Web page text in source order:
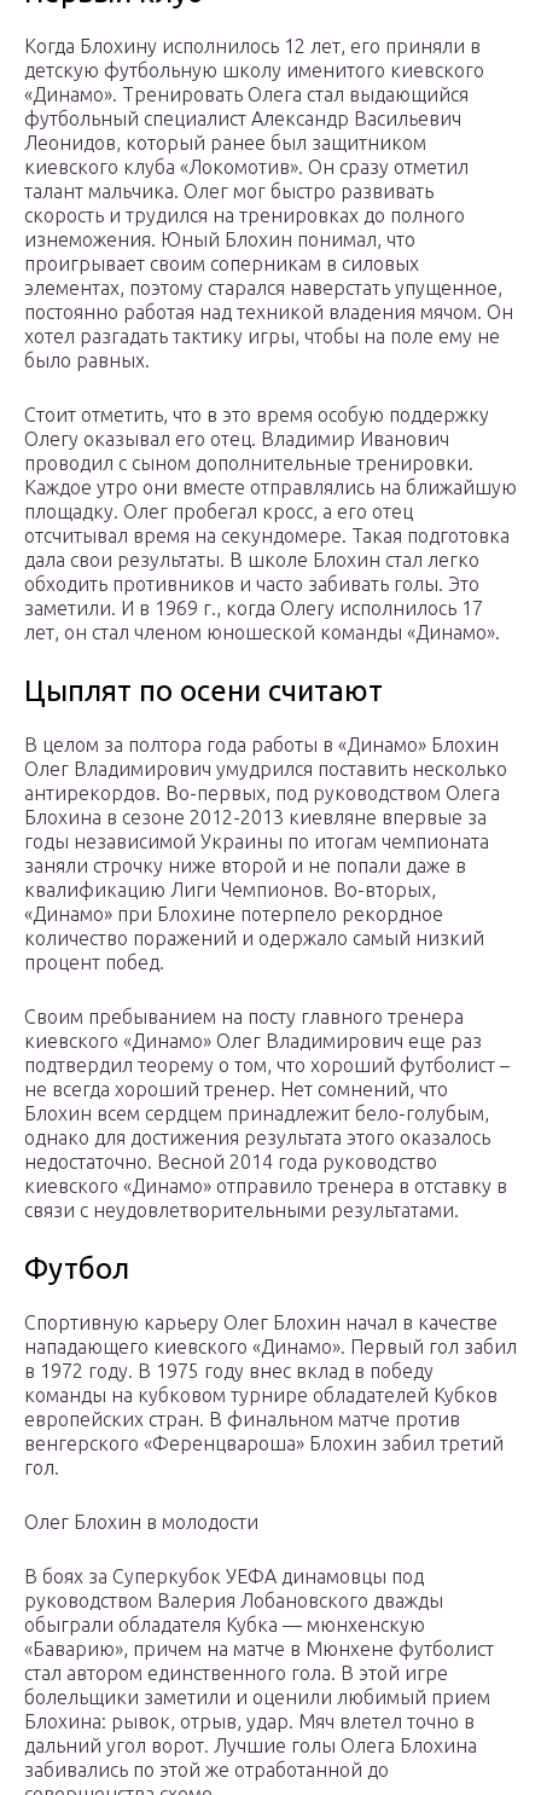
Когда Блохину исполнилось 12 лет, его приняли в
детскую футбольную школу именитого киевского
«Динамо». Тренировать Олега стал выдающийся
футбольный специалист Александр Васильевич
Леонидов, который ранее был защитником
киевского клуба «Локомотив». Он сразу отметил
талант мальчика. Олег мог быстро развивать
скорость и трудился на тренировках до полного
изнеможения. Юный Блохин понимал, что
проигрывает своим соперникам в силовых
элементах, поэтому старался наверстать упущенное,
постоянно работая над техникой владения мячом. Он
хотел разгадать тактику игры, чтобы на поле ему не
было равных.
Стоит отметить, что в это время особую поддержку
Олегу оказывал его отец. Владимир Иванович
проводил с сыном дополнительные тренировки.
Каждое утро они вместе отправлялись на ближайшую
площадку. Олег пробегал кросс, а его отец
отсчитывал время на секундомере. Такая подготовка
дала свои результаты. В школе Блохин стал легко
обходить противников и часто забивать голы. Это
заметили. И в 1969 г., когда Олегу исполнилось 17
лет, он стал членом юношеской команды «Динамо».
Цыплят по осени считают
В целом за полтора года работы в «Динамо» Блохин
Олег Владимирович умудрился поставить несколько
антирекордов. Во-первых, под руководством Олега
Блохина в сезоне 2012-2013 киевляне впервые за
годы независимой Украины по итогам чемпионата
заняли строчку ниже второй и не попали даже в
квалификацию Лиги Чемпионов. Во-вторых,
«Динамо» при Блохине потерпело рекордное
количество поражений и одержало самый низкий
процент побед.
Своим пребыванием на посту главного тренера
киевского «Динамо» Олег Владимирович еще раз
подтвердил теорему о том, что хороший футболист –
не всегда хороший тренер. Нет сомнений, что
Блохин всем сердцем принадлежит бело-голубым,
однако для достижения результата этого оказалось
недостаточно. Весной 2014 года руководство
киевского «Динамо» отправило тренера в отставку в
связи с неудовлетворительными результатами.
Футбол
Спортивную карьеру Олег Блохин начал в качестве
нападающего киевского «Динамо». Первый гол забил
в 1972 году. В 1975 году внес вклад в победу
команды на кубковом турнире обладателей Кубков
европейских стран. В финальном матче против
венгерского «Ференцвароша» Блохин забил третий
гол.
Олег Блохин в молодости
В боях за Суперкубок УЕФА динамовцы под
руководством Валерия Лобановского дважды
обыграли обладателя Кубка — мюнхенскую
«Баварию», причем на матче в Мюнхене футболист
стал автором единственного гола. В этой игре
болельщики заметили и оценили любимый прием
Блохина: рывок, отрыв, удар. Мяч влетел точно в
дальний угол ворот. Лучшие голы Олега Блохина
забивались по этой же отработанной до